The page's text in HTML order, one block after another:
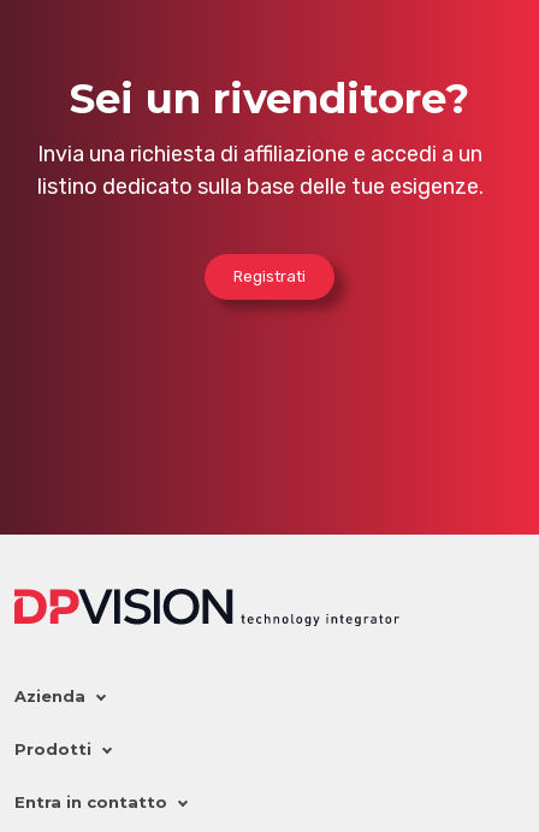
Sei un rivenditore?
Invia una richiesta di affiliazione e accedi a un
listino dedicato sulla base delle tue esigenze.
Registrati
Azienda
Prodotti
Entra in contatto